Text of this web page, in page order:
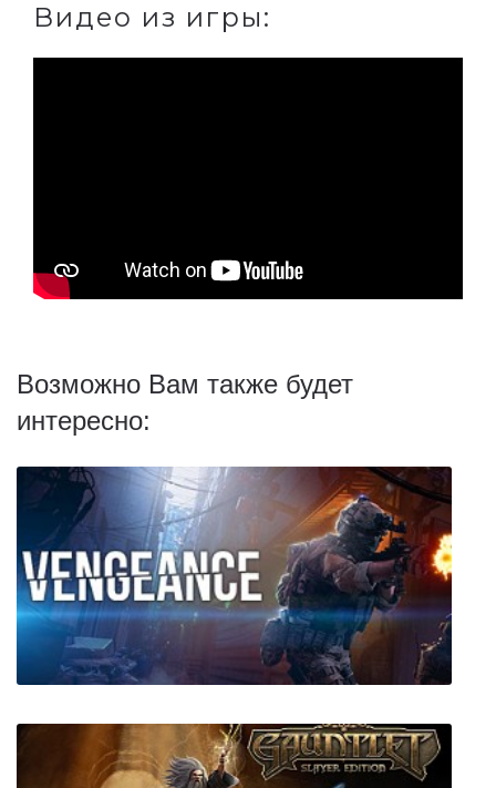
Видео из игры:
Возможно Вам также будет
интересно: